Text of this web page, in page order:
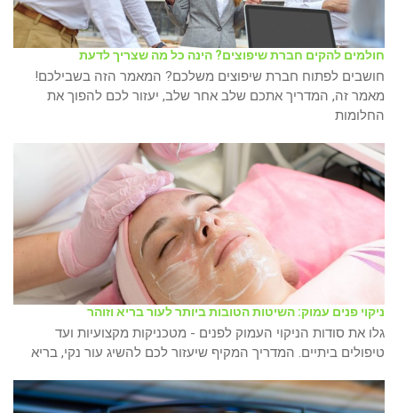
חולמים להקים חברת שיפוצים? הינה כל מה שצריך לדעת
חושבים לפתוח חברת שיפוצים משלכם? המאמר הזה בשבילכם!
מאמר זה, המדריך אתכם שלב אחר שלב, יעזור לכם להפוך את
החלומות
ניקוי פנים עמוק: השיטות הטובות ביותר לעור בריא וזוהר
גלו את סודות הניקוי העמוק לפנים - מטכניקות מקצועיות ועד
טיפולים ביתיים. המדריך המקיף שיעזור לכם להשיג עור נקי, בריא